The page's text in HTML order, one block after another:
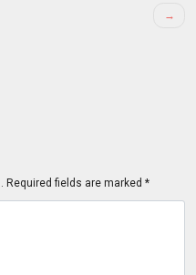
Required fields are marked *